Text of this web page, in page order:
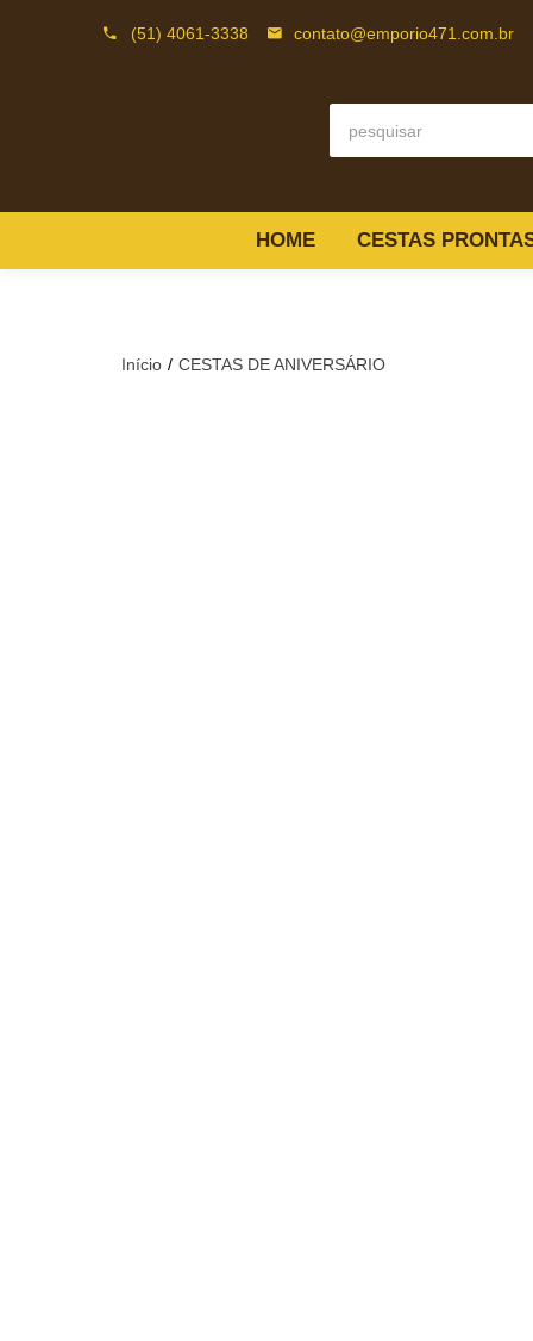
(51) 4061-3338 contato@emporio471.com.br
HOME CESTAS
Início CESTAS DE ANIVERSÁRIO